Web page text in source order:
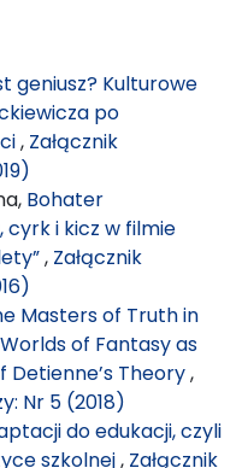
geniusz? Kulturowe
po
, Załącznik
Bohater
i kicz w filmie
, Załącznik
Masters of Truth in
of Fantasy as
Detienne’s Theory,
Nr 5 (2018)
do edukacji, czyli
szkolnej, Załącznik